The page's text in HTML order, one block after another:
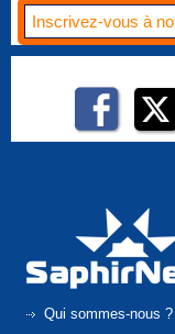
Qui sommes-nous ?